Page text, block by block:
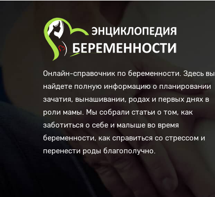
Онлайн-справочник по беременности. Здесь вы
найдете полную информацию о планировании
зачатия, вынашивании, родах и первых днях в
роли мамы. Мы собрали статьи о том, как
заботиться о себе и малыше во время
беременности, как справиться со стрессом и
перенести роды благополучно.